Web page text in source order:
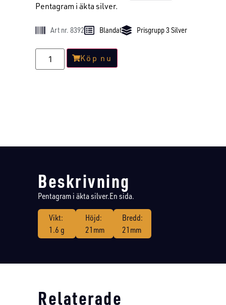
Pentagram i äkta silver.
Art nr. 8392 Blandat Prisgrupp 3 Silver
Köp nu
Beskrivning
Pentagram i äkta silver.En sida.
Vikt:
1.6 g
Höjd:
21mm
Bredd:
21mm
Relaterade